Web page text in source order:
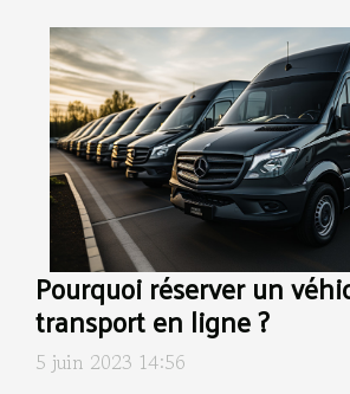
Pourquoi réserver un
transport en ligne ?
5 juin 2023 14:56